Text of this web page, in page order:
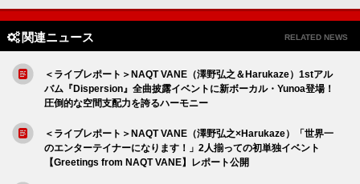
関連ニュース RELATED NEWS
＜ライブレポート＞NAQT VANE（澤野弘之＆Harukaze）1stアル
バム『Dispersion』全曲披露イベントに新ボーカル・Yunoa登場！
圧倒的な空間支配力を誇るハーモニー
＜ライブレポート＞NAQT VANE（澤野弘之×Harukaze）「世界一
のエンターテイナーになります！」2人揃っての初単独イベント
【Greetings from NAQT VANE】レポート公開